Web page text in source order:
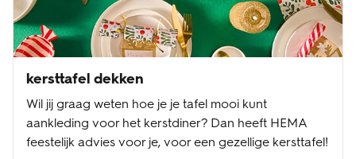
kersttafel dekken
Wil jij graag weten hoe je je tafel mooi kunt
aankleding voor het kerstdiner? Dan heeft HEMA
feestelijk advies voor je, voor een gezellige kersttafel!